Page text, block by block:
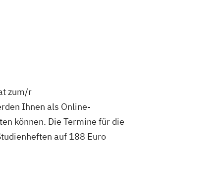
zum/r
Ihnen als Online-
können. Die Termine für die
auf 188 Euro